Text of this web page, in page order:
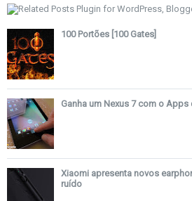
100 Portões [100 Gates]
Ganha um Nexus 7 com o Apps
Xiaomi apresenta novos
ruído